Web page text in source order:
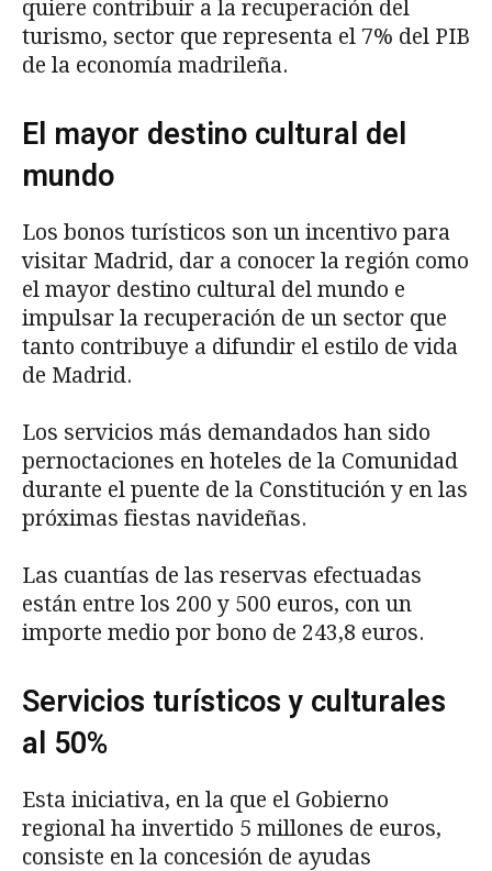
quiere contribuir a la recuperación del
turismo, sector que representa el 7% del PIB
de la economía madrileña.
El mayor destino cultural del
mundo
Los bonos turísticos son un incentivo para
visitar Madrid, dar a conocer la región como
el mayor destino cultural del mundo e
impulsar la recuperación de un sector que
tanto contribuye a difundir el estilo de vida
de Madrid.
Los servicios más demandados han sido
pernoctaciones en hoteles de la Comunidad
durante el puente de la Constitución y en las
próximas fiestas navideñas.
Las cuantías de las reservas efectuadas
están entre los 200 y 500 euros, con un
importe medio por bono de 243,8 euros.
Servicios turísticos y culturales
al 50%
Esta iniciativa, en la que el Gobierno
regional ha invertido 5 millones de euros,
consiste en la concesión de ayudas